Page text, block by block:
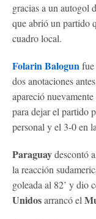
gracias a un autogol
que abrió un partido
cuadro local.
Folarin Balogun
dos anotaciones
apareció
para dejar el partido
personal y el 3-0 en
Paraguaydescontó
la reacción
goleada al 82’ y dio
Unidosarrancó el